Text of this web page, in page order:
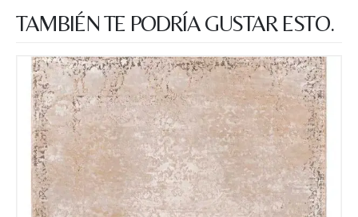
TAMBIÉN TE PODRÍA GUSTAR ESTO.